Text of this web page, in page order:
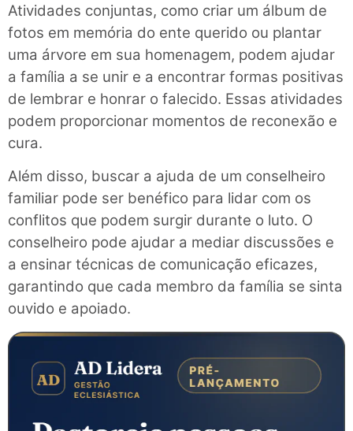
Atividades conjuntas, como criar um álbum de
fotos em memória do ente querido ou plantar
uma árvore em sua homenagem, podem ajudar
a família a se unir e a encontrar formas positivas
de lembrar e honrar o falecido. Essas atividades
podem proporcionar momentos de reconexão e
cura.
Além disso, buscar a ajuda de um conselheiro
familiar pode ser benéfico para lidar com os
conflitos que podem surgir durante o luto. O
conselheiro pode ajudar a mediar discussões e
a ensinar técnicas de comunicação eficazes,
garantindo que cada membro da família se sinta
ouvido e apoiado.